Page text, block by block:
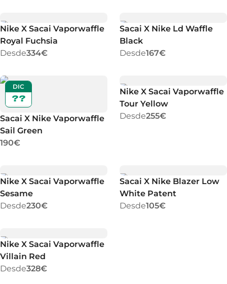
Nike X Sacai Vaporwaffle
Royal Fuchsia
Desde334€
Sacai X Nike Ld Waffle
Black
Desde167€
DIC
??
Sacai X Nike Vaporwaffle
Sail Green
190€
Nike X Sacai Vaporwaffle
Tour Yellow
Desde255€
Nike X Sacai Vaporwaffle
Sesame
Desde230€
Sacai X Nike Blazer Low
White Patent
Desde105€
Nike X Sacai Vaporwaffle
Villain Red
Desde328€